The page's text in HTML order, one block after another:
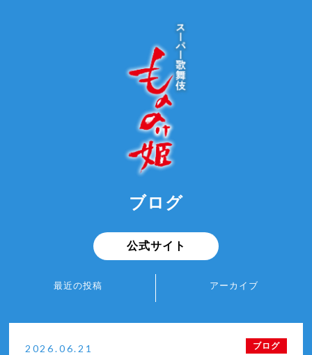
ブログ
公式サイト
最近の投稿 アーカイブ
2026.06.21 ブログ